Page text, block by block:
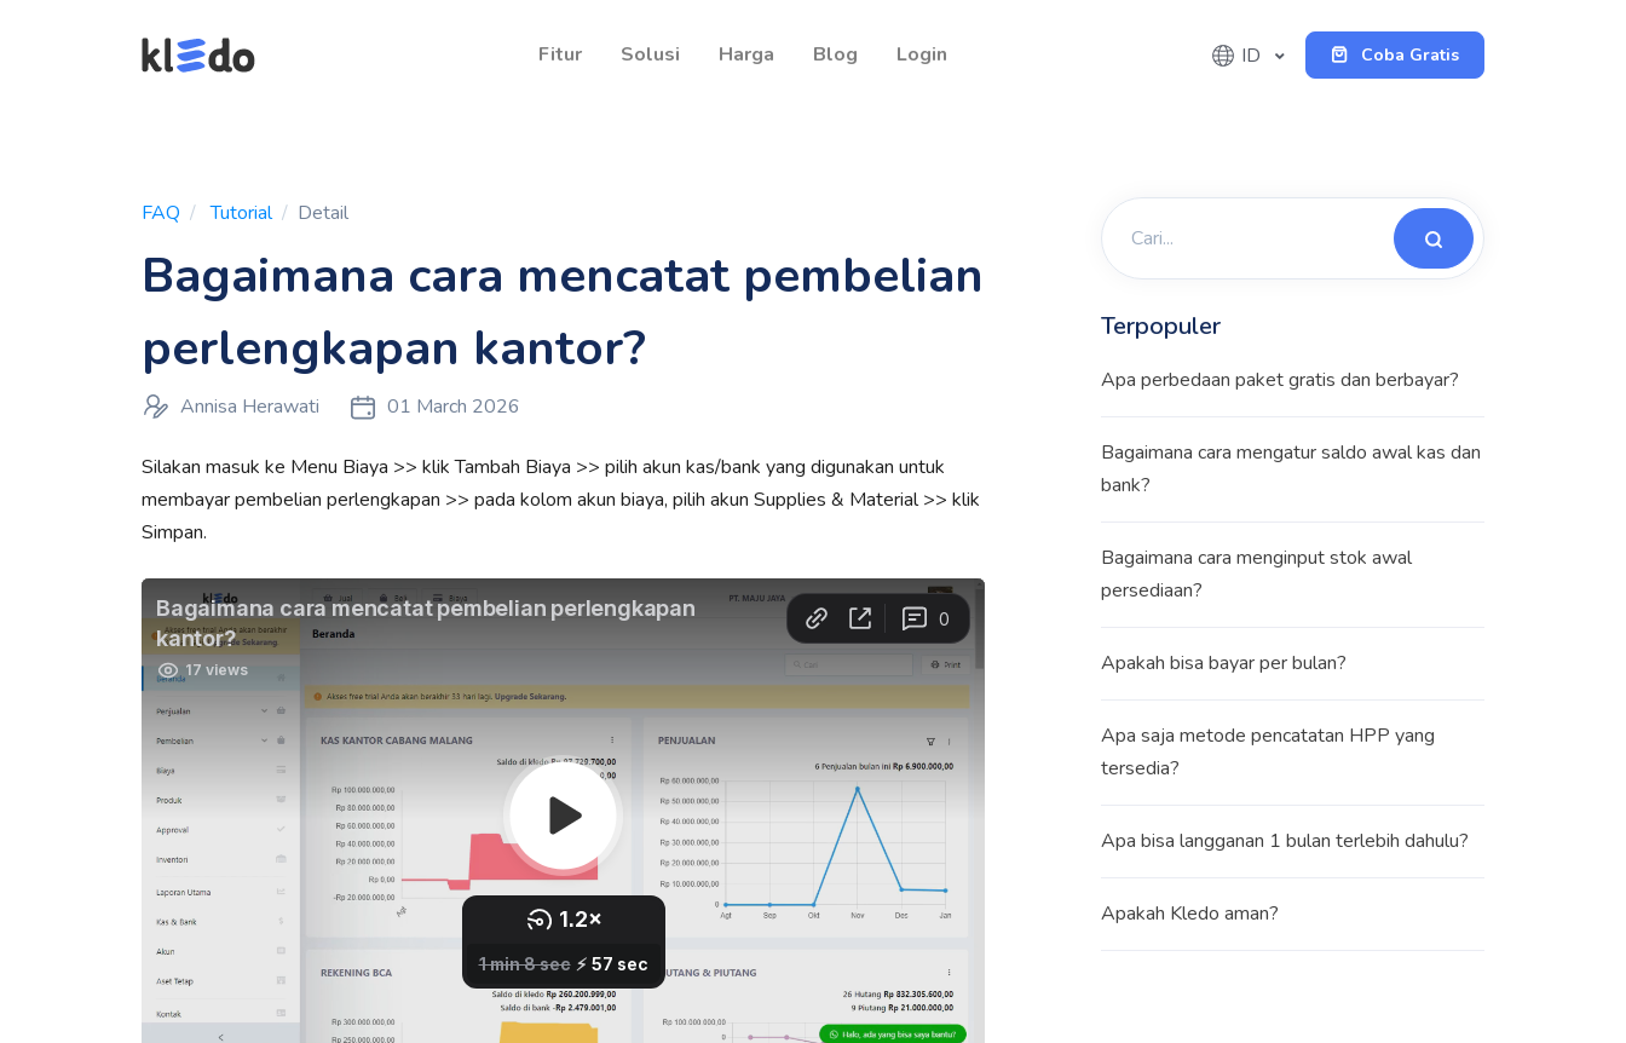
Fitur Solusi Harga Blog Login ID Coba Gratis
FAQ Tutorial Detail
Bagaimana cara mencatat pembelian
perlengkapan kantor?
Annisa Herawati 01 March 2026
Silakan masuk ke Menu Biaya >> klik Tambah Biaya >> pilih akun kas/bank yang digunakan untuk
membayar pembelian perlengkapan >> pada kolom akun biaya, pilih akun Supplies & Material >> klik
Simpan.
Terpopuler
Apa perbedaan paket gratis dan berbayar?
Bagaimana cara mengatur saldo awal kas dan
bank?
Bagaimana cara menginput stok awal
persediaan?
Apakah bisa bayar per bulan?
Apa saja metode pencatatan HPP yang
tersedia?
Apa bisa langganan 1 bulan terlebih dahulu?
Apakah Kledo aman?